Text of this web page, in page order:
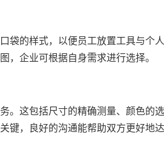
的样式，以便员工放置工具与个
企业可根据自身需求进行选择。
这包括尺寸的精确测量、颜色的
，良好的沟通能帮助双方更好地达